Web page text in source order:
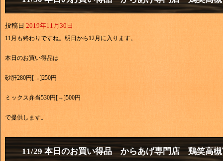
投稿日 2019年11月30日
11月も終わりですね。明日から12月に入ります。
本日のお買い得品は
砂肝280円[→]250円
ミックス弁当530円[→]500円
で提供します。
11/29 本日のお買い得品 からあげ専門店 鶏笑高槻